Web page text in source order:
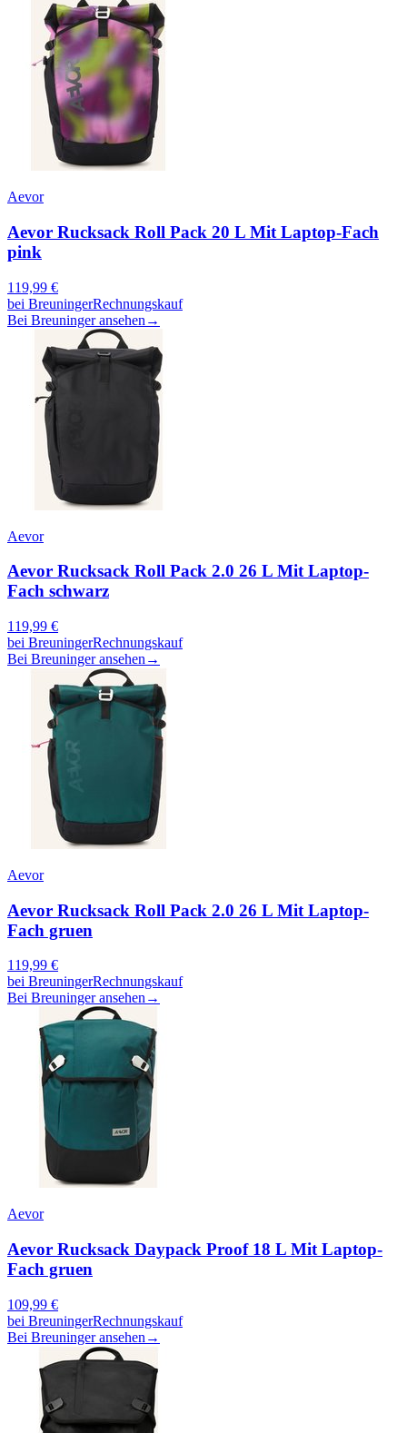
Aevor
Aevor Rucksack Roll Pack 20 L Mit Laptop-Fach
pink
119,99 €
bei BreuningerRechnungskauf
Bei Breuninger ansehen →
Aevor
Aevor Rucksack Roll Pack 2.0 26 L Mit Laptop-
Fach schwarz
119,99 €
bei BreuningerRechnungskauf
Bei Breuninger ansehen →
Aevor
Aevor Rucksack Roll Pack 2.0 26 L Mit Laptop-
Fach gruen
119,99 €
bei BreuningerRechnungskauf
Bei Breuninger ansehen→
Aevor
Aevor Rucksack Daypack Proof 18 L Mit Laptop-
Fach gruen
109,99 €
bei BreuningerRechnungskauf
Bei Breuninger ansehen →